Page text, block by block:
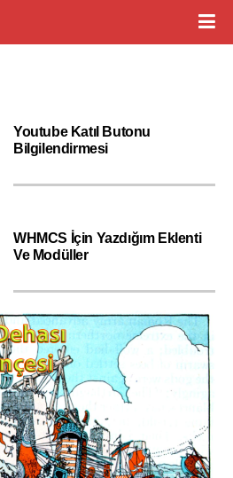
Youtube Katıl Butonu
Bilgilendirmesi
WHMCS İçin Yazdığım Eklenti
Ve Modüller